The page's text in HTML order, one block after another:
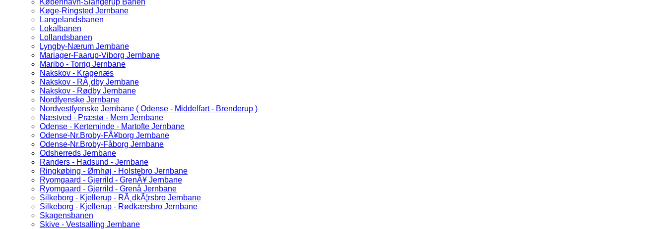
Køge-Ringsted Jernbane
Langelandsbanen
Lokalbanen
Lollandsbanen
Lyngby-Nærum Jernbane
Mariager-Faarup-Viborg Jernbane
Maribo - Torrig Jernbane
Nakskov - Kragenæs
Nakskov - RÃ¸dby Jernbane
Nakskov - Rødby Jernbane
Nordfyenske Jernbane
Nordvestfyenske Jernbane ( Odense - Middelfart - Brenderup )
Næstved - Præstø - Mern Jernbane
Odense - Kerteminde - Martofte Jernbane
Odense-Nr.Broby-FÃ¥borg Jernbane
Odense-Nr.Broby-Fåborg Jernbane
Odsherreds Jernbane
Randers - Hadsund - Jernbane
Ringkøbing - Ørnhøj - Holstebro Jernbane
Ryomgaard - Gjerrild - GrenÃ¥ Jernbane
Ryomgaard - Gjerrild - Grenå Jernbane
Silkeborg - Kjellerup - RÃ¸dkÃ¦rsbro Jernbane
Silkeborg - Kjellerup - Rødkærsbro Jernbane
Skagensbanen
Skive - Vestsalling Jernbane